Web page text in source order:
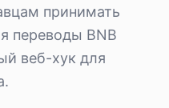
принимать
переводы BNB
веб-хук для